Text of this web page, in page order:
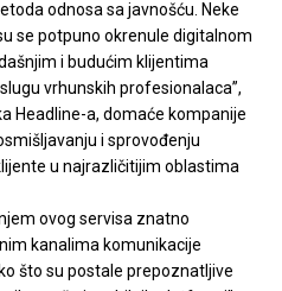
odnosa sa javnošću. Neke
se potpuno okrenule digitalnom
i budućim klijentima
vrhunskih profesionalaca”,
Headline-a, domaće kompanije
i sprovođenju
u najrazličitijim oblastima
ovog servisa znatno
kanalima komunikacije
što su postale prepoznatljive